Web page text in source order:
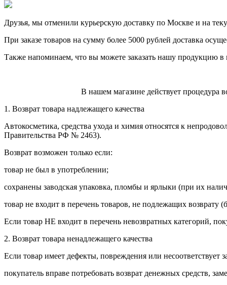
Друзья, мы отменили курьерскую доставку по Москве и на
При заказе товаров на сумму более 5000 рублей доставка
Также напоминаем, что вы можете заказать нашу продукцию
В нашем магазине действует процедура
1. Возврат товара надлежащего качества
Автокосметика, средства ухода и химия относятся к
Правительства РФ № 2463).
Возврат возможен только если:
товар не был в употреблении;
сохранены заводская упаковка, пломбы и ярлыки (при их
товар не входит в перечень товаров, не подлежащих возврату
Если товар НЕ входит в перечень невозвратных категорий,
2. Возврат товара ненадлежащего качества
Если товар имеет дефекты, повреждения или несоответствует
покупатель вправе потребовать возврат денежных средств,